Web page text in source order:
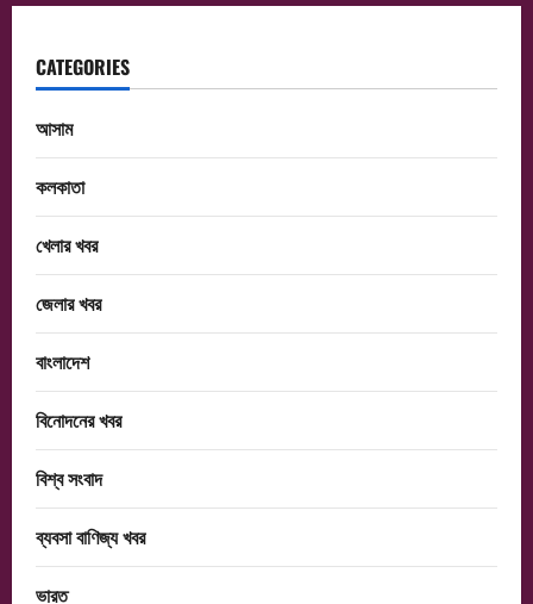
CATEGORIES
আসাম
কলকাতা
খেলার খবর
জেলার খবর
বাংলাদেশ
বিনোদনের খবর
বিশ্ব সংবাদ
ব্যবসা বাণিজ্য খবর
ভারত